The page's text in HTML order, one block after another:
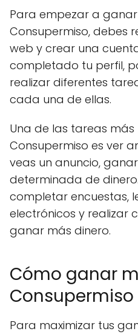
Para empezar a
Consupermiso, debes
web y crear una
completado tu perfil,
realizar diferentes
cada una de ellas.
Una de las tareas
Consupermiso es ver
veas un anuncio,
determinada de
completar encuestas,
electrónicos y realizar
ganar más dinero.
Cómo ganar
Consupermiso
Para maximizar tus